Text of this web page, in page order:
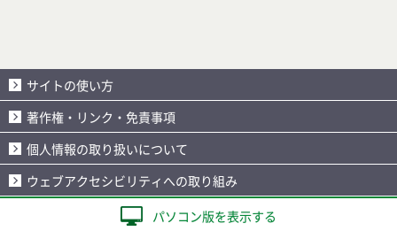
サイトの使い方
著作権・リンク・免責事項
個人情報の取り扱いについて
ウェブアクセシビリティへの取り組み
パソコン版を表示する